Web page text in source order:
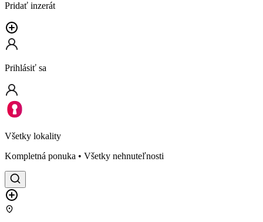
Pridať inzerát
Prihlásiť sa
Všetky lokality
Kompletná ponuka • Všetky nehnuteľnosti